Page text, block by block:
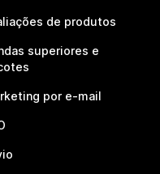
de produtos
superiores e
por e-mail